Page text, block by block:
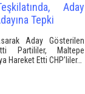
Aday
Tepki
Aday Gösterilen
Partililer, Maltepe
Hareket Etti CHP’liler…